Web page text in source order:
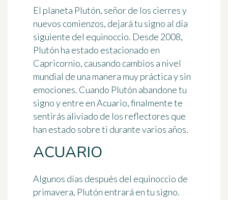
El planeta Plutón, señor de los cierres y
nuevos comienzos, dejará tu signo al día
siguiente del equinoccio. Desde 2008,
Plutón ha estado estacionado en
Capricornio, causando cambios a nivel
mundial de una manera muy práctica y sin
emociones. Cuando Plutón abandone tu
signo y entre en Acuario, finalmente te
sentirás aliviado de los reflectores que
han estado sobre ti durante varios años.
ACUARIO
Algunos días después del equinoccio de
primavera, Plutón entrará en tu signo.